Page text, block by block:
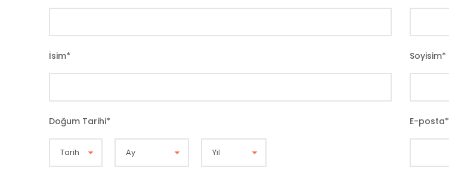
İsim* Soyisim*
Doğum Tarihi* E-posta*